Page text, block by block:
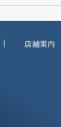
店舗案内